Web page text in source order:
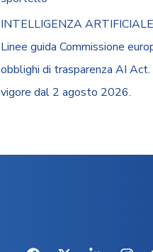
INTELLIGENZA
Linee guida Commissione
obblighi di trasparenza AI Act.
vigore dal 2 agosto 2026.